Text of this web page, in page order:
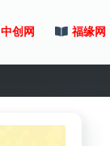
中创网 福缘网